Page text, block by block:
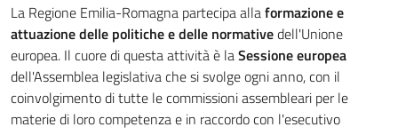
Le
Sessioni
europee
Notizie
La Regione Emilia-Romagna partecipa allaformazione e
attuazione delle politiche e delle normativedell'Unione
europea. Il cuore di questa attività è laSessione europea
dell'Assemblea legislativa che si svolge ogni anno, con il
coinvolgimento di tutte le commissioni assembleari per le
materie di loro competenza e in raccordo con l'esecutivo